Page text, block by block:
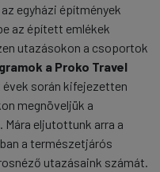
egyházi építmények
az épített emlékek
utazásokon a csoportok
a Proko Travel
évek során kifejezetten
megnöveljük a
eljutottunk arra a
a természetjárós
utazásaink számát.